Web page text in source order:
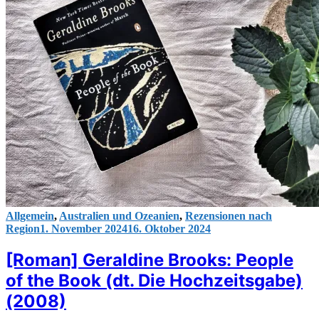
Allgemein, Australien und Ozeanien, Rezensionen nach
Region1. November 202416. Oktober 2024
[Roman] Geraldine Brooks: People
of the Book (dt. Die Hochzeitsgabe)
(2008)